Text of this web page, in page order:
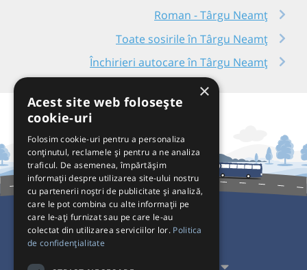
Roman - Târgu Neamț
Toate sosirile în Târgu Neamț
Închirieri autocare în Târgu Neamț
Pentru Călători
×
Acest site web folosește
cookie-uri
Folosim cookie-uri pentru a personaliza
conținutul, reclamele și pentru a ne analiza
traficul. De asemenea, împărtășim
informații despre utilizarea site-ului nostru
cu partenerii noștri de publicitate și analiză,
care le pot combina cu alte informații pe
care le-ați furnizat sau pe care le-au
colectat din utilizarea serviciilor lor. Politica
de confidențialitate